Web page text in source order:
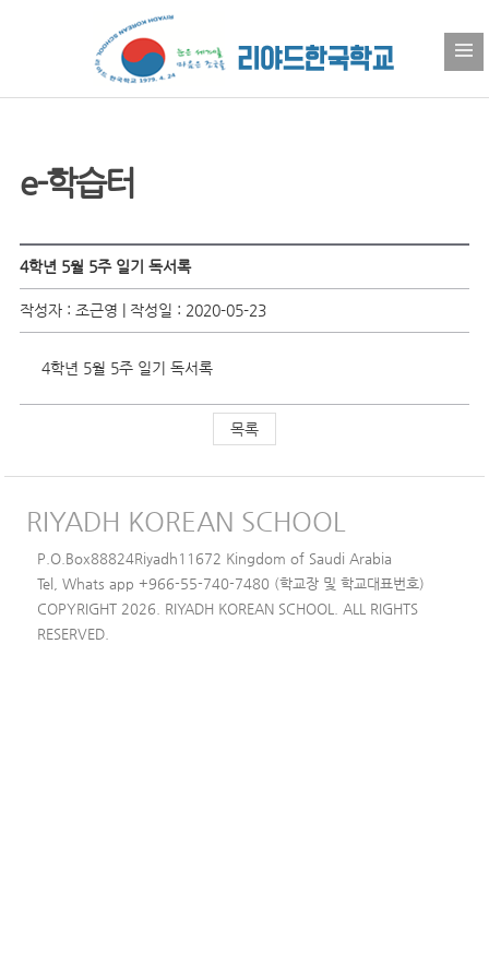
e-학습터
4학년 5월 5주 일기 독서록
작성자 : 조근영 | 작성일 : 2020-05-23
4학년 5월 5주 일기 독서록
목록
RIYADH KOREAN SCHOOL
P.O.Box88824Riyadh11672 Kingdom of Saudi Arabia
Tel, Whats app +966-55-740-7480 (학교장 및 학교대표번호)
COPYRIGHT 2026. RIYADH KOREAN SCHOOL. ALL RIGHTS
RESERVED.